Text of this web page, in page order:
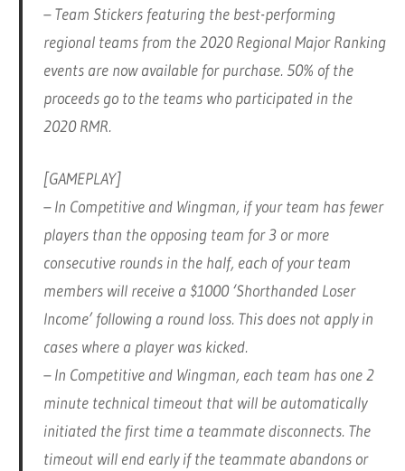
– Team Stickers featuring the best-performing
regional teams from the 2020 Regional Major Ranking
events are now available for purchase. 50% of the
proceeds go to the teams who participated in the
2020 RMR.
[GAMEPLAY]
– In Competitive and Wingman, if your team has fewer
players than the opposing team for 3 or more
consecutive rounds in the half, each of your team
members will receive a $1000 ‘Shorthanded Loser
Income’ following a round loss. This does not apply in
cases where a player was kicked.
– In Competitive and Wingman, each team has one 2
minute technical timeout that will be automatically
initiated the first time a teammate disconnects. The
timeout will end early if the teammate abandons or